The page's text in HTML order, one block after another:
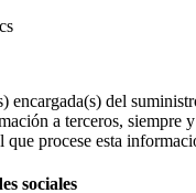
encargada(s) del
a terceros, siempre
que procese esta
sociales